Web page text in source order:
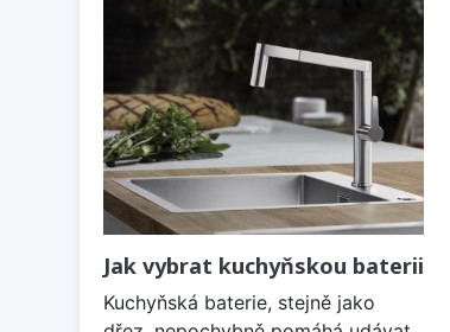
Jak vybrat kuchyňskou baterii
Kuchyňská baterie, stejně jako